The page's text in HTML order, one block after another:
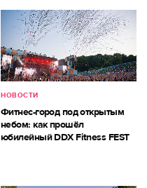
НОВОСТИ
Фитнес-город под открытым
небом: как прошёл
юбилейный DDX Fitness FEST